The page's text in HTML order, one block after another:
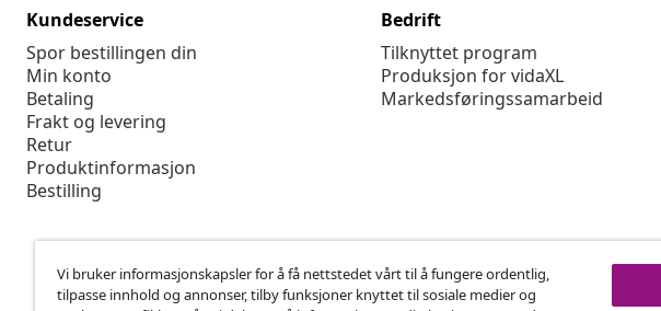
Kundeservice
Spor bestillingen din
Min konto
Betaling
Frakt og levering
Retur
Produktinformasjon
Bestilling
Bedrift
Tilknyttet program
Produksjon for vidaXL
Markedsføringssamarbeid
Vi bruker informasjonskapsler for å få nettstedet vårt til å fungere ordentlig,
tilpasse innhold og annonser, tilby funksjoner knyttet til sosiale medier og